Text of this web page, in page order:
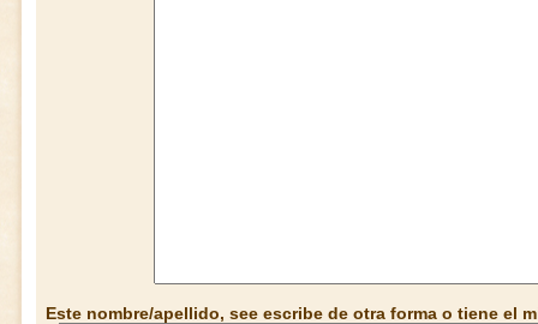
Este nombre/apellido, see escribe de otra forma o tiene el